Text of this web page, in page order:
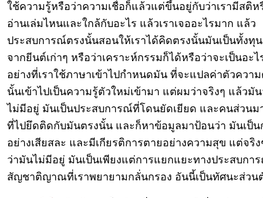
ใช้ความรู้หรือว่าความเชื่อก็แล้วแต่ขึ้นอยู่กับว่าเรามีสติห
อ่านเล่มไหนและใกล้กับอะไร แล้วเราเจออะไรมาก แล้ว
ประสบการณ์ตรงนั้นสอนให้เราได้คิดตรงนั้นมันเป็นทั้งทุ
จากยีนต์เก่าๆ หรือว่าเคราะห์กรรมก็ได้หรือว่าจะเป็นอะ
อย่างที่เราใช้ภาษาเข้าไปกำหนดมัน ที่จะแปลค่าตัวควา
นั้นเข้าไปเป็นความรู้ตัวใหม่เข้ามา แต่ผมว่าจริงๆ แล้วมั
ไม่มีอยู่ มันเป็นประสบการณ์ที่โดนยัดเยียด และคนส่วนม
ที่ไปยึดติดกับมันตรงนั้น และก็หาข้อมูลมาป้อนว่า มันเป็น
อย่างเสียสละ และมีเกียรติการตายอย่างความสุข แต่จริ
ว่ามันไม่มีอยู่ มันเป็นเพียงแต่การแยกแยะทางประสบกา
สัญชาติญาณที่เราพยายามกลั่นกรอง อันนี้เป็นทัศนะส่วน